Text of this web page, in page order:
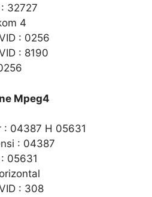
32727
4
: 0256
: 8190
Mpeg4
: 04387 H 05631
: 04387
05631
: 308